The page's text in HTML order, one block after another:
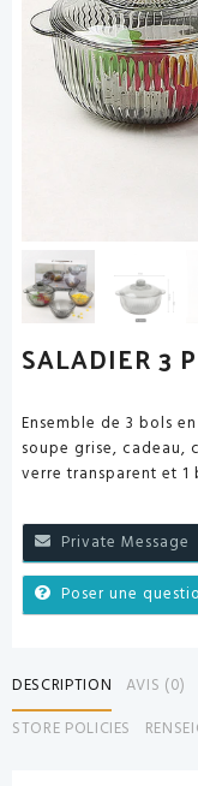
SALADIER 3
Ensemble de 3 bols
soupe grise, cadeau,
verre transparent et
Private Message
Poser une
DESCRIPTION AVIS (0)
STORE POLICIES